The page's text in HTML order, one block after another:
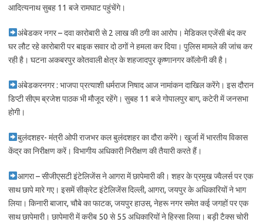
आदित्यनाथ सुबह 11 बजे रामघाट पहुंचेंगे।
अंबेडकर नगर – दवा कारोबारी से 2 लाख की ठगी का आरोप। मेडिकल एजेंसी बंद कर
घर लौट रहे कारोबारी पर बाइक सवार दो ठगों ने हमला कर दिया। पुलिस मामले की जांच कर
रही है। घटना अकबरपुर कोतवाली क्षेत्र के शहजादपुर कृष्णानगर कॉलोनी की है।
अंबेडकरनगर : भाजपा प्रत्याशी धर्मराज निषाद आज नामांकन दाखिल करेंगे। इस दौरान
डिप्टी सीएम ब्रजेश पाठक भी मौजूद रहेंगे। सुबह 11 बजे गोपालपुर बाग, कटेरी में जनसभा
होगी।
बुलंदशहर- मंत्री ओपी राजभर कल बुलंदशहर का दौरा करेंगे। खुर्जा में भारतीय विकास
केंद्र का निरीक्षण करें। विभागीय अधिकारी निरीक्षण की तैयारी करते हैं।
आगरा – सीजीएसटी इंटेलिजेंस ने आगरा में छापेमारी की। शहर के प्रमुख ज्वैलर्स पर एक
साथ छापे मारे गए। इसमें सीक्रेट इंटेलिजेंस दिल्ली, आगरा, जयपुर के अधिकारियों ने भाग
लिया। किनारी बाजार, चौबे का फाटक, जयपुर हाउस, नेहरू नगर समेत कई जगहों पर एक
साथ छापेमारी। छापेमारी में करीब 50 से 55 अधिकारियों ने हिस्सा लिया। बड़ी टैक्स चोरी